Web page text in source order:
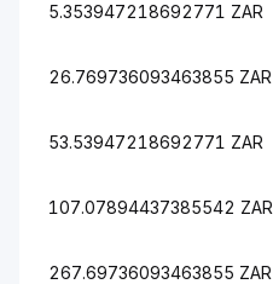
5.353947218692771 ZAR
26.769736093463855 ZAR
53.53947218692771 ZAR
107.07894437385542 ZAR
267.69736093463855 ZAR